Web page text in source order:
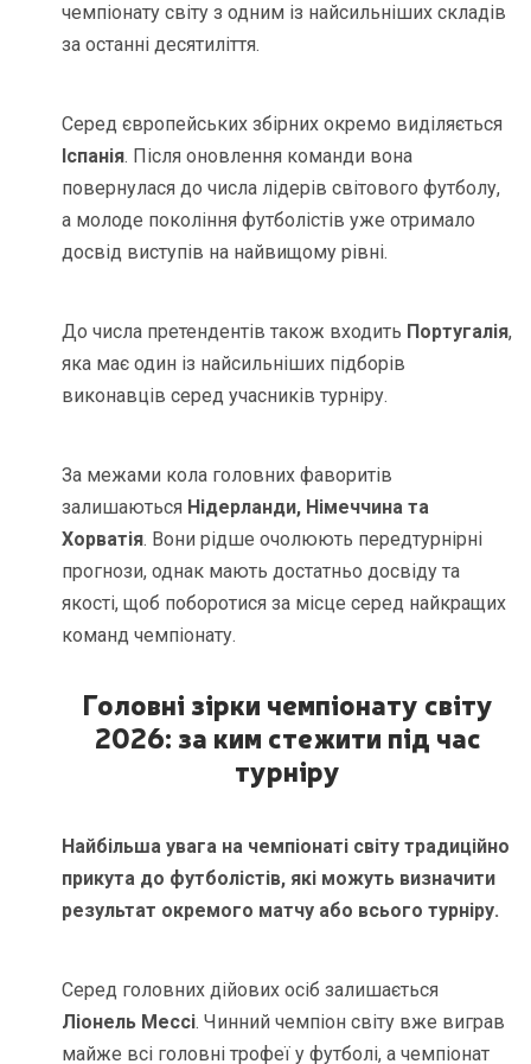
чемпіонату світу з одним із найсильніших складів
за останні десятиліття.
Серед європейських збірних окремо виділяється
Іспанія. Після оновлення команди вона
повернулася до числа лідерів світового футболу,
а молоде покоління футболістів уже отримало
досвід виступів на найвищому рівні.
До числа претендентів також входить Португалія,
яка має один із найсильніших підборів
виконавців серед учасників турніру.
За межами кола головних фаворитів
залишаються Нідерланди, Німеччина та
Хорватія. Вони рідше очолюють передтурнірні
прогнози, однак мають достатньо досвіду та
якості, щоб поборотися за місце серед найкращих
команд чемпіонату.
Головні зірки чемпіонату світу
2026: за ким стежити під час
турніру
Найбільша увага на чемпіонаті світу традиційно
прикута до футболістів, які можуть визначити
результат окремого матчу або всього турніру.
Серед головних дійових осіб залишається
Ліонель Мессі. Чинний чемпіон світу вже виграв
майже всі головні трофеї у футболі, а чемпіонат